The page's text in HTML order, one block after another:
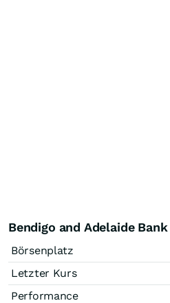
Bendigo and Adelaide
Börsenplatz
Letzter Kurs
Performance